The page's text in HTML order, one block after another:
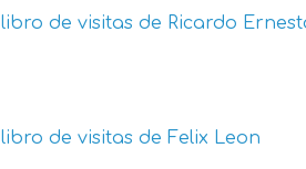
libro de visitas de Ricardo
libro de visitas de Felix Leon